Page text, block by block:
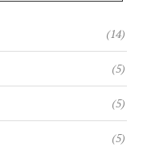
(14)
(5)
(5)
(5)